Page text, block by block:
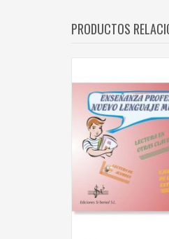
PRODUCTOS